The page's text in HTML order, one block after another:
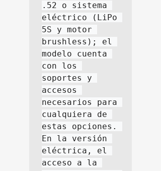
.52 o sistema
eléctrico (LiPo
5S y motor
brushless); el
modelo cuenta
con los
soportes y
accesos
necesarios para
cualquiera de
estas opciones.
En la versión
eléctrica, el
acceso a la